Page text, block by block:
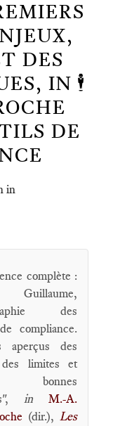
DES
IN 🕴️
DE
in
complète :
des
compliance.
aperçus des
limites et
in M.-A.
(dir.), Les